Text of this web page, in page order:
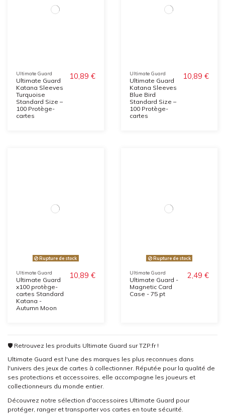
Ultimate Guard
Ultimate Guard
Katana Sleeves
Turquoise
Standard Size –
100 Protège-
cartes
10,89 € Ultimate Guard
Ultimate Guard
Katana Sleeves
Blue Bird
Standard Size –
100 Protège-
cartes
10,89 €
Rupture de stock
Ultimate Guard
Ultimate Guard
x100 protège-
cartes Standard
Katana -
Autumn Moon
10,89 €
Rupture de stock
Ultimate Guard
Ultimate Guard -
Magnetic Card
Case - 75 pt
2,49 €
🛡️ Retrouvez les produits Ultimate Guard sur TZP.fr !
Ultimate Guard est l'une des marques les plus reconnues dans
l'univers des jeux de cartes à collectionner. Réputée pour la qualité de
ses protections et accessoires, elle accompagne les joueurs et
collectionneurs du monde entier.
Découvrez notre sélection d'accessoires Ultimate Guard pour
protéger, ranger et transporter vos cartes en toute sécurité.